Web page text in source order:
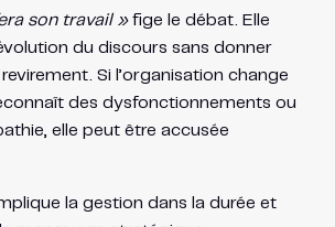
son travail »fige le débat. Elle
du discours sans donner
revirement. Si l’organisation change
des dysfonctionnements ou
elle peut être accusée
la gestion dans la durée et